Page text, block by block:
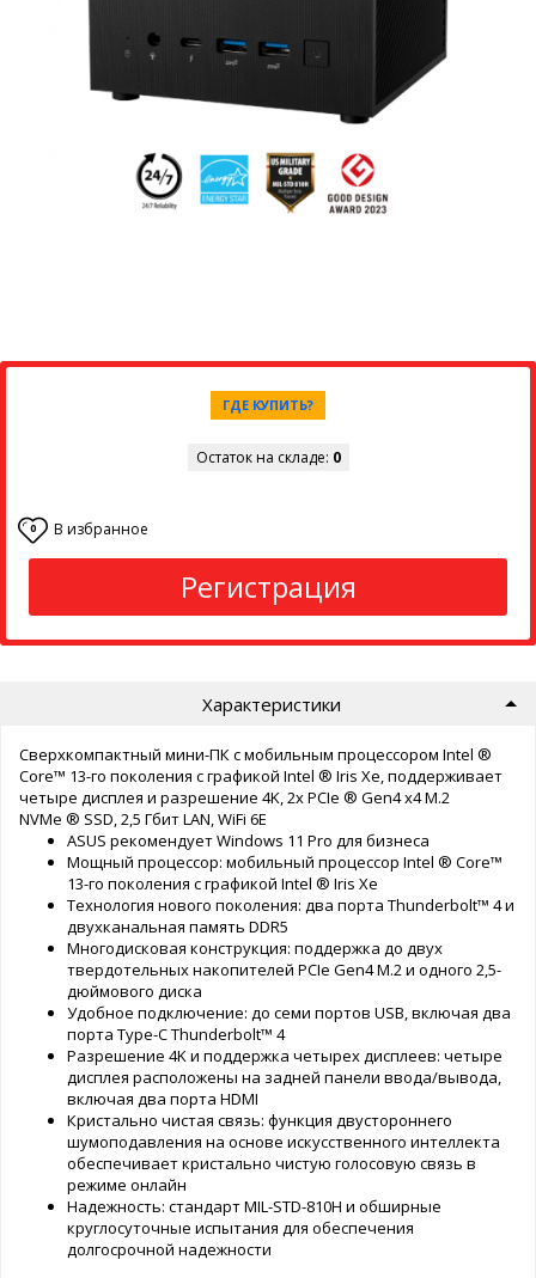
ГДЕ КУПИТЬ?
Остаток на складе: 0
0 В избранное
Регистрация
Характеристики
Сверхкомпактный мини-ПК с мобильным процессором Intel ®
Core™ 13-го поколения с графикой Intel ® Iris Xe, поддерживает
четыре дисплея и разрешение 4K, 2x PCIe ® Gen4 x4 M.2
NVMe ® SSD, 2,5 Гбит LAN, WiFi 6E
ASUS рекомендует Windows 11 Pro для бизнеса
Мощный процессор: мобильный процессор Intel ® Core™
13-го поколения с графикой Intel ® Iris Xe
Технология нового поколения: два порта Thunderbolt™ 4 и
двухканальная память DDR5
Многодисковая конструкция: поддержка до двух
твердотельных накопителей PCIe Gen4 M.2 и одного 2,5-
дюймового диска
Удобное подключение: до семи портов USB, включая два
порта Type-C Thunderbolt™ 4
Разрешение 4K и поддержка четырех дисплеев: четыре
дисплея расположены на задней панели ввода/вывода,
включая два порта HDMI
Кристально чистая связь: функция двустороннего
шумоподавления на основе искусственного интеллекта
обеспечивает кристально чистую голосовую связь в
режиме онлайн
Надежность: стандарт MIL-STD-810H и обширные
круглосуточные испытания для обеспечения
долгосрочной надежности